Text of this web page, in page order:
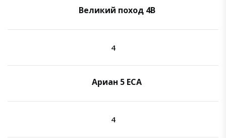
Великий поход 4B
4
Ариан 5 ECA
4